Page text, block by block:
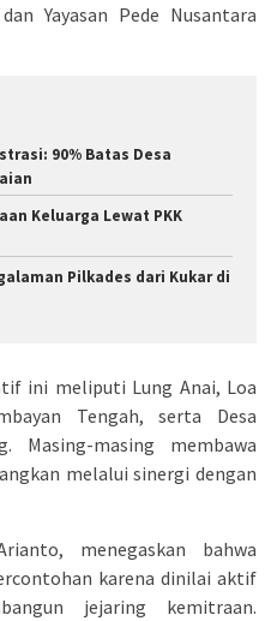
Yayasan Pede Nusantara
90% Batas Desa
Keluarga Lewat PKK
Pilkades dari Kukar di
ini meliputi Lung Anai, Loa
Tengah, serta Desa
Masing-masing membawa
melalui sinergi dengan
menegaskan bahwa
karena dinilai aktif
jejaring kemitraan.